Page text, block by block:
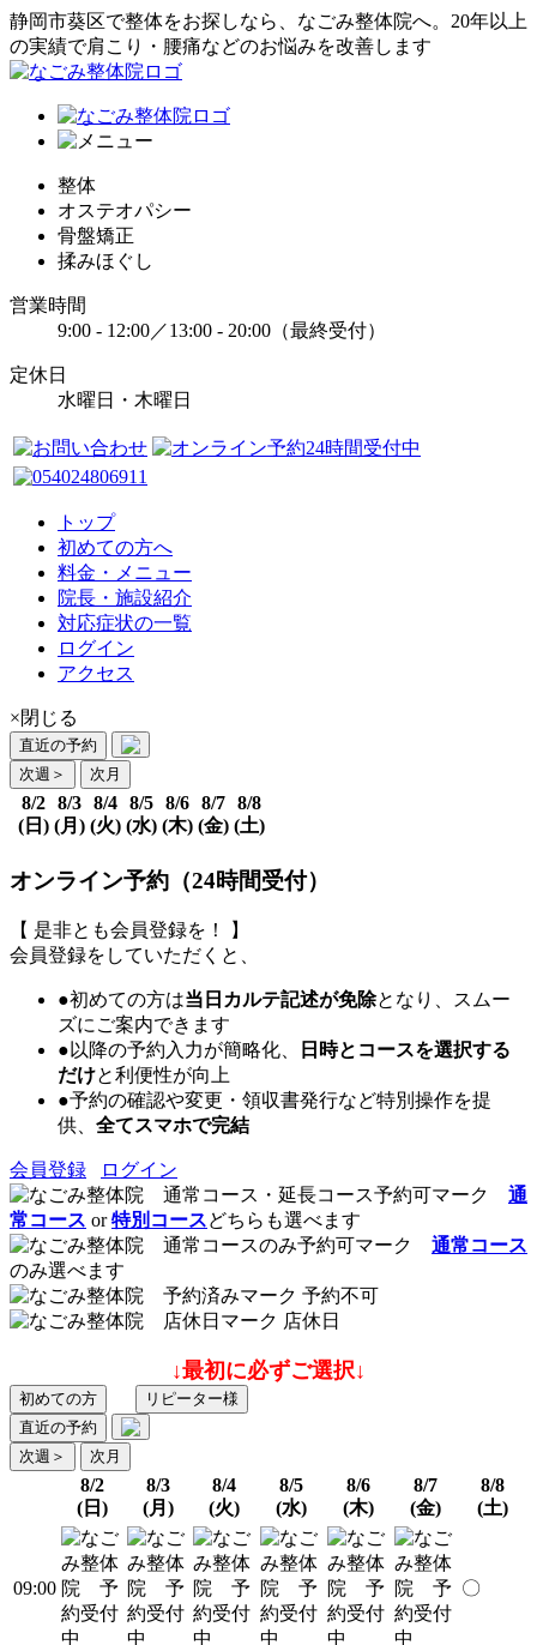
静岡市葵区で整体をお探しなら、なごみ整体院へ。20年以上
の実績で肩こり・腰痛などのお悩みを改善します
整体
オステオパシー
骨盤矯正
揉みほぐし
営業時間
9:00 - 12:00／13:00 - 20:00（最終受付）
定休日
水曜日・木曜日
トップ
初めての方へ
料金・メニュー
院長・施設紹介
対応症状の一覧
ログイン
アクセス
×閉じる
直近の予約
次週 ＞ 次月
8/2
(日)
8/3
(月)
8/4
(火)
8/5
(水)
8/6
(木)
8/7
(金)
8/8
(土)
オンライン予約（24時間受付）
【 是非とも会員登録を！ 】
会員登録をしていただくと、
●初めての方は当日カルテ記述が免除となり、スムー
ズにご案内できます
●以降の予約入力が簡略化、
日時とコースを選択する
だけと利便性が向上
●予約の確認や変更・領収書発行など特別操作を提
供、 全てスマホで完結
会員登録
ログイン
通
常コース or特別コースどちらも選べます
通常コース
のみ選べます
予約不可
店休日
↓最初に必ずご選択↓
初めての方
リピーター様
直近の予約
次週 ＞ 次月
8/2
(日)
8/3
(月)
8/4
(火)
8/5
(水)
8/6
(木)
8/7
(金)
8/8
(土)
09:00 〇